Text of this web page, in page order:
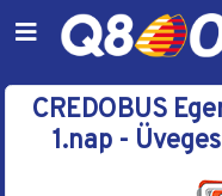
CREDOBUS
1.nap -